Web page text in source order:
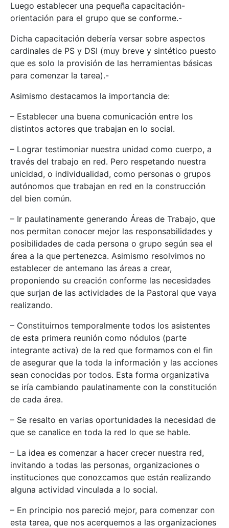
Luego establecer una pequeña capacitación-
orientación para el grupo que se conforme.-
Dicha capacitación debería versar sobre aspectos
cardinales de PS y DSI (muy breve y sintético puesto
que es solo la provisión de las herramientas básicas
para comenzar la tarea).-
Asimismo destacamos la importancia de:
– Establecer una buena comunicación entre los
distintos actores que trabajan en lo social.
– Lograr testimoniar nuestra unidad como cuerpo, a
través del trabajo en red. Pero respetando nuestra
unicidad, o individualidad, como personas o grupos
autónomos que trabajan en red en la construcción
del bien común.
– Ir paulatinamente generando Áreas de Trabajo, que
nos permitan conocer mejor las responsabilidades y
posibilidades de cada persona o grupo según sea el
área a la que pertenezca. Asimismo resolvimos no
establecer de antemano las áreas a crear,
proponiendo su creación conforme las necesidades
que surjan de las actividades de la Pastoral que vaya
realizando.
– Constituirnos temporalmente todos los asistentes
de esta primera reunión como nódulos (parte
integrante activa) de la red que formamos con el fin
de asegurar que la toda la información y las acciones
sean conocidas por todos. Esta forma organizativa
se iría cambiando paulatinamente con la constitución
de cada área.
– Se resalto en varias oportunidades la necesidad de
que se canalice en toda la red lo que se hable.
– La idea es comenzar a hacer crecer nuestra red,
invitando a todas las personas, organizaciones o
instituciones que conozcamos que están realizando
alguna actividad vinculada a lo social.
– En principio nos pareció mejor, para comenzar con
esta tarea, que nos acerquemos a las organizaciones